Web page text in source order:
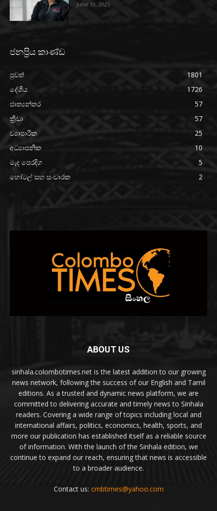
June 10, 2025
ජනප්‍රිය කාණ්ඩ
පුවත්
1801
දේශීය
1726
ජාත්‍යන්තර
57
ක්‍රීඩා
57
ව්‍යාපාරික
25
අධ්‍යාපනික
10
මැද පෙරදිග
5
හෝටල් සහ සංචාරක
2
ABOUT US
sinhala.colombotimes.net is the latest addition to our growing
news network, following the success of our English and Tamil
editions. As a trusted and dynamic news platform, we are
committed to delivering accurate and timely news to Sinhala
readers. Covering a wide range of topics including local and
international affairs, politics, economics, health, sports, and
more our publication has established itself as a reliable source
of information. With the launch of the Sinhala edition, we
continue to expand our reach, ensuring that news is accessible
to a broader audience.
Contact us: cmbtimes@yahoo.com